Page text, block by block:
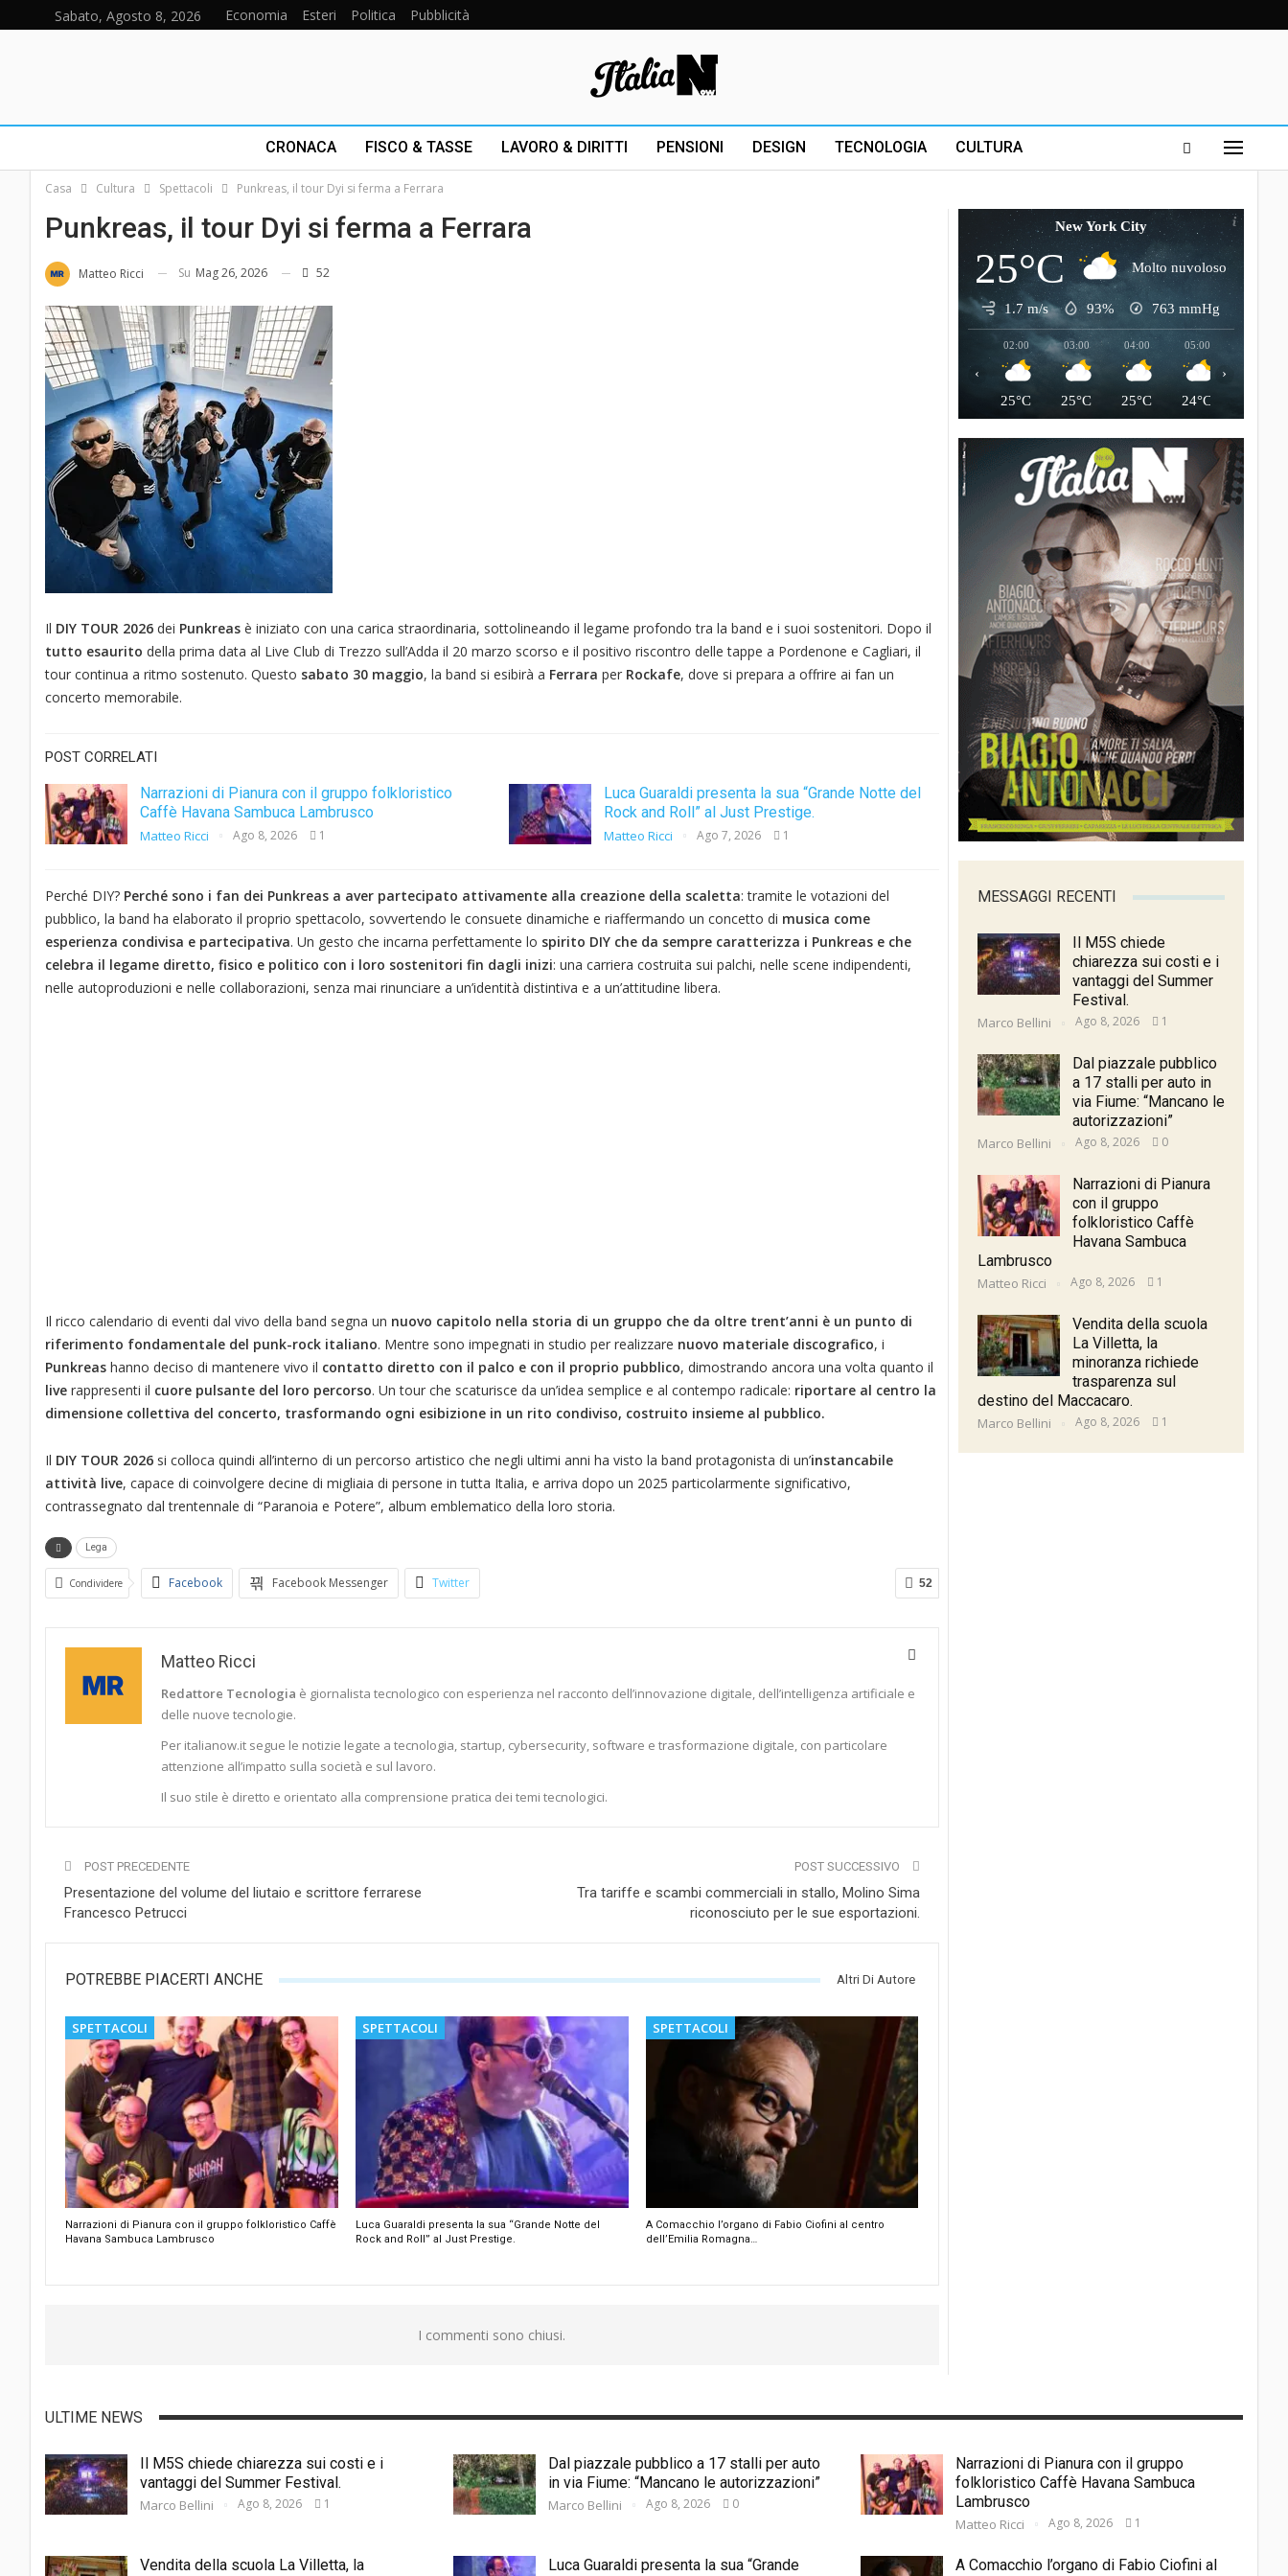
Sabato, Agosto 8, 2026 Economia Esteri Politica Pubblicità
CRONACA FISCO & TASSE LAVORO & DIRITTI PENSIONI DESIGN TECNOLOGIA CULTURA
Casa Cultura Spettacoli Punkreas, il tour Dyi si ferma a Ferrara
Punkreas, il tour Dyi si ferma a Ferrara
Matteo Ricci Su Mag 26, 2026 52
Il DIY TOUR 2026 dei Punkreas è iniziato con una carica straordinaria, sottolineando il legame profondo tra la band e i suoi sostenitori. Dopo il
tutto esaurito della prima data al Live Club di Trezzo sull’Adda il 20 marzo scorso e il positivo riscontro delle tappe a Pordenone e Cagliari, il
tour continua a ritmo sostenuto. Questo sabato 30 maggio, la band si esibirà a Ferrara per Rockafe, dove si prepara a offrire ai fan un
concerto memorabile.
POST CORRELATI
Narrazioni di Pianura con il gruppo folkloristico
Caffè Havana Sambuca Lambrusco
Matteo Ricci Ago 8, 2026 1
Luca Guaraldi presenta la sua “Grande Notte del
Rock and Roll” al Just Prestige.
Matteo Ricci Ago 7, 2026 1
Perché DIY? Perché sono i fan dei Punkreas a aver partecipato attivamente alla creazione della scaletta: tramite le votazioni del
pubblico, la band ha elaborato il proprio spettacolo, sovvertendo le consuete dinamiche e riaffermando un concetto di musica come
esperienza condivisa e partecipativa. Un gesto che incarna perfettamente lo spirito DIY che da sempre caratterizza i Punkreas e che
celebra il legame diretto, fisico e politico con i loro sostenitori fin dagli inizi: una carriera costruita sui palchi, nelle scene indipendenti,
nelle autoproduzioni e nelle collaborazioni, senza mai rinunciare a un’identità distintiva e a un’attitudine libera.
Il ricco calendario di eventi dal vivo della band segna un nuovo capitolo nella storia di un gruppo che da oltre trent’anni è un punto di
riferimento fondamentale del punk-rock italiano. Mentre sono impegnati in studio per realizzare nuovo materiale discografico, i
Punkreas hanno deciso di mantenere vivo il contatto diretto con il palco e con il proprio pubblico, dimostrando ancora una volta quanto il
live rappresenti il cuore pulsante del loro percorso. Un tour che scaturisce da un’idea semplice e al contempo radicale: riportare al centro la
dimensione collettiva del concerto, trasformando ogni esibizione in un rito condiviso, costruito insieme al pubblico.
Il DIY TOUR 2026 si colloca quindi all’interno di un percorso artistico che negli ultimi anni ha visto la band protagonista di un’instancabile
attività live, capace di coinvolgere decine di migliaia di persone in tutta Italia, e arriva dopo un 2025 particolarmente significativo,
contrassegnato dal trentennale di “Paranoia e Potere”, album emblematico della loro storia.
Lega
52
Condividere Facebook Facebook Messenger Twitter
Matteo Ricci
Redattore Tecnologia è giornalista tecnologico con esperienza nel racconto dell’innovazione digitale, dell’intelligenza artificiale e
delle nuove tecnologie.
Per italianow.it segue le notizie legate a tecnologia, startup, cybersecurity, software e trasformazione digitale, con particolare
attenzione all’impatto sulla società e sul lavoro.
Il suo stile è diretto e orientato alla comprensione pratica dei temi tecnologici.
POST PRECEDENTE
Presentazione del volume del liutaio e scrittore ferrarese
Francesco Petrucci
POST SUCCESSIVO
Tra tariffe e scambi commerciali in stallo, Molino Sima
riconosciuto per le sue esportazioni.
POTREBBE PIACERTI ANCHE Altri Di Autore
SPETTACOLI
Narrazioni di Pianura con il gruppo folkloristico Caffè
Havana Sambuca Lambrusco
SPETTACOLI
Luca Guaraldi presenta la sua “Grande Notte del
Rock and Roll” al Just Prestige.
SPETTACOLI
A Comacchio l’organo di Fabio Ciofini al centro
dell’Emilia Romagna…
I commenti sono chiusi.
New York City
25°C Molto nuvoloso
1.7 m/s 93% 763 mmHg
02:00
25°C
03:00
25°C
04:00
25°C
05:00
24°C
‹ ›
MESSAGGI RECENTI
Il M5S chiede
chiarezza sui costi e i
vantaggi del Summer
Festival.
Marco Bellini Ago 8, 2026 1
Dal piazzale pubblico
a 17 stalli per auto in
via Fiume: “Mancano le
autorizzazioni”
Marco Bellini Ago 8, 2026 0
Narrazioni di Pianura
con il gruppo
folkloristico Caffè
Havana Sambuca
Lambrusco
Matteo Ricci Ago 8, 2026 1
Vendita della scuola
La Villetta, la
minoranza richiede
trasparenza sul
destino del Maccacaro.
Marco Bellini Ago 8, 2026 1
ULTIME NEWS
Il M5S chiede chiarezza sui costi e i
vantaggi del Summer Festival.
Marco Bellini Ago 8, 2026 1
Dal piazzale pubblico a 17 stalli per auto
in via Fiume: “Mancano le autorizzazioni”
Marco Bellini Ago 8, 2026 0
Narrazioni di Pianura con il gruppo
folkloristico Caffè Havana Sambuca
Lambrusco
Matteo Ricci Ago 8, 2026 1
Vendita della scuola La Villetta, la
Luca Guaraldi presenta la sua “Grande
A Comacchio l’organo di Fabio Ciofini al